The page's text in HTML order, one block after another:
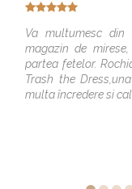
Va multumesc
magazin de
partea fetelor.
Trash the
multa încredere si